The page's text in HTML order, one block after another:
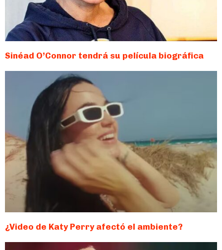
Sinéad O’Connor tendrá su película biográfica
¿Video de Katy Perry afectó el ambiente?